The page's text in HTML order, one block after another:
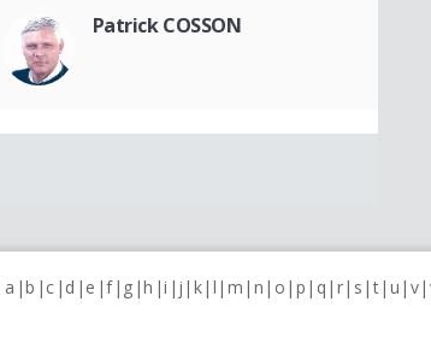
Patrick COSSON
a b c d e f g h i j k l m n o p q r s t u v